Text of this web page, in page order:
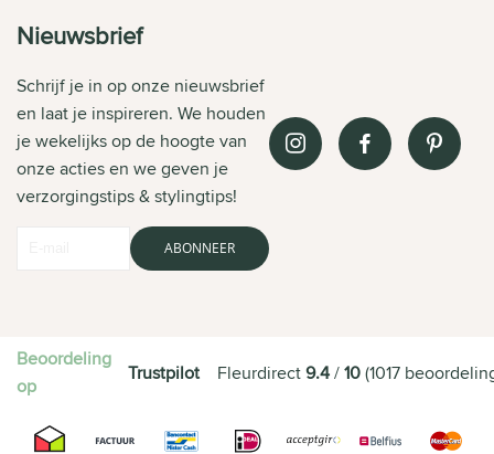
Nieuwsbrief
Schrijf je in op onze nieuwsbrief
en laat je inspireren. We houden
je wekelijks op de hoogte van
onze acties en we geven je
verzorgingstips & stylingtips!
ABONNEER
Beoordeling
op
Trustpilot Fleurdirect9.4/10(1017